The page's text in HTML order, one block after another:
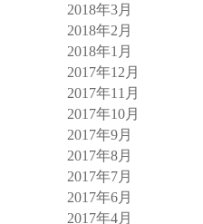
2018年3月
2018年2月
2018年1月
2017年12月
2017年11月
2017年10月
2017年9月
2017年8月
2017年7月
2017年6月
2017年4月